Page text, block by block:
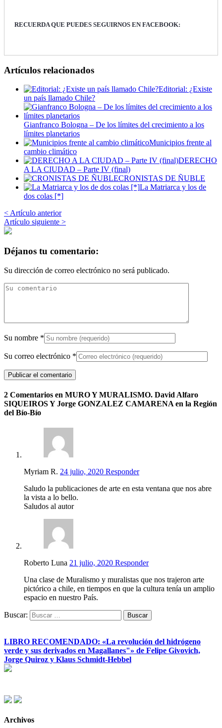
RECUERDA QUE PUEDES SEGUIRNOS EN FACEBOOK:
Artículos relacionados
Editorial: ¿Existe
un país llamado Chile?
Gianfranco Bologna – De los límites del crecimiento a los
límites planetarios
Municipios frente al
cambio climático
DERECHO
A LA CIUDAD – Parte IV (final)
CRONISTAS DE ÑUBLE
La Matriarca y los de
dos colas [*]
< Artículo anterior
Artículo siguiente >
Déjanos tu comentario:
Su dirección de correo electrónico no será publicado.
Su nombre *
Su correo electrónico *
2 Comentarios en MURO Y MURALISMO. David Alfaro
SIQUEIROS Y Jorge GONZALEZ CAMARENA en la Región
del Bío-Bío
Myriam R. 24 julio, 2020 Responder
Saludo la publicaciones de arte en esta ventana que nos abre
la vista a lo bello.
Saludos al autor
Roberto Luna 21 julio, 2020 Responder
Una clase de Muralismo y muralistas que nos trajeron arte
pictórico a chile, en tiempos en que la cultura tenía un amplio
espacio en nuestro País.
Buscar:
LIBRO RECOMENDADO: «La revolución del hidrógeno
verde y sus derivados en Magallanes"» de Felipe Givovich,
Jorge Quiroz y Klaus Schmidt-Hebbel
Archivos